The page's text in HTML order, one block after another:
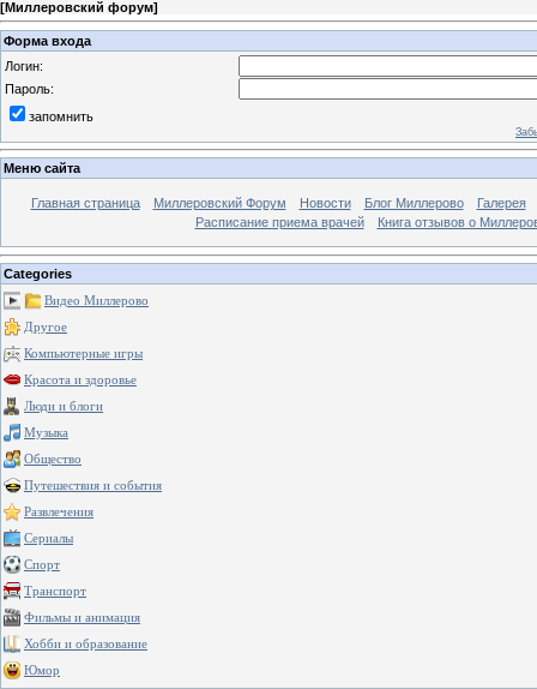
[Миллеровский форум]
Форма входа
Логин:
Пароль:
запомнить
Меню сайта
Главная страница Миллеровский Форум Новости Блог Миллерово
Галерея
Расписание приема врачей
Книга отзывов о
Categories
Видео Миллерово
Другое
Компьютерные игры
Красота и здоровье
Люди и блоги
Музыка
Общество
Путешествия и события
Развлечения
Сериалы
Спорт
Транспорт
Фильмы и анимация
Хобби и образование
Юмор